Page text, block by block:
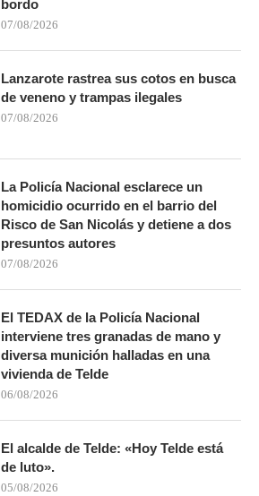
bordo
07/08/2026
Lanzarote rastrea sus cotos en busca
de veneno y trampas ilegales
07/08/2026
La Policía Nacional esclarece un
homicidio ocurrido en el barrio del
Risco de San Nicolás y detiene a dos
presuntos autores
07/08/2026
El TEDAX de la Policía Nacional
interviene tres granadas de mano y
diversa munición halladas en una
vivienda de Telde
06/08/2026
El alcalde de Telde: «Hoy Telde está
de luto».
05/08/2026